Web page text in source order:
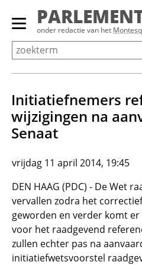
Overslaan
Primair
menu
tonen/verbergen
onder redactie van het
Initiatiefnemers
wijzigingen na
Senaat
vrijdag 11 april 2014, 19:45
DEN HAAG (PDC) - De Wet
vervallen zodra het
geworden en verder komt
voor het raadgevend
zullen echter pas na
initiatiefwetsvoorstel